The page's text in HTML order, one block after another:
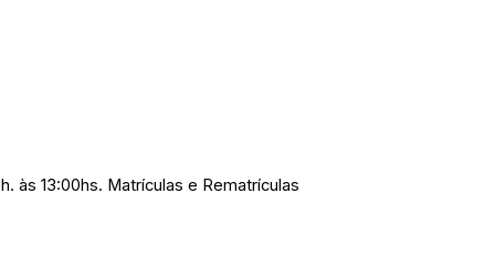
às 13:00hs. Matrículas e Rematrículas